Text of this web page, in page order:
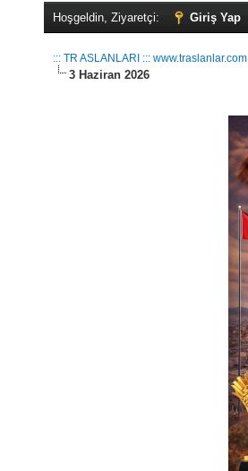
Hoşgeldin, Ziyaretçi: Giriş Yap
::: TR ASLANLARI ::: www.traslanlar.com
3 Haziran 2026